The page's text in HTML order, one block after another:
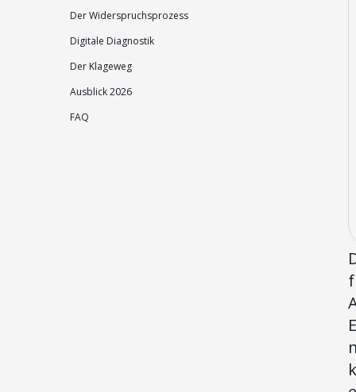
Der Widerspruchsprozess
Digitale Diagnostik
Der Klageweg
Ausblick 2026
FAQ